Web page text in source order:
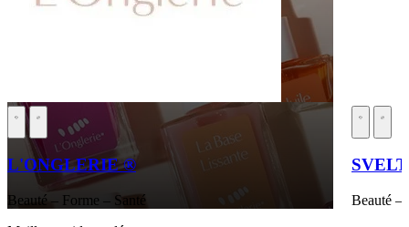
L'ONGLERIE ®
Beauté – Forme – Santé
Beauté –